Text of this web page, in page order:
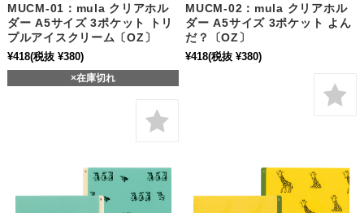
MUCM-01：mula クリアホル
ダー A5サイズ 3ポケット トリ
プルアイスクリーム〔OZ〕
¥418(税抜 ¥380)
×在庫切れ
MUCM-02：mula クリアホル
ダー A5サイズ 3ポケット よん
だ？〔OZ〕
¥418(税抜 ¥380)